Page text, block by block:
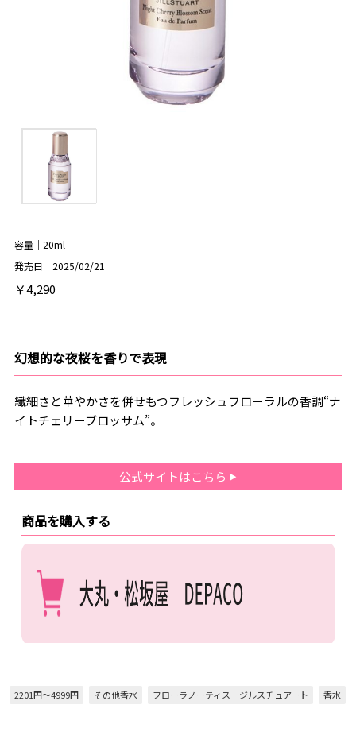
容量｜20ml
発売日｜2025/02/21
￥4,290
幻想的な夜桜を香りで表現
繊細さと華やかさを併せもつフレッシュフローラルの香調“ナ
イトチェリーブロッサム”。
公式サイトはこちら
商品を購入する
2201円～4999円 その他香水 フローラノーティス ジルスチュアート 香水